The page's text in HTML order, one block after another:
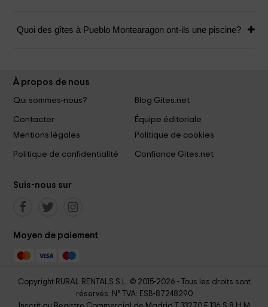
Quoi des gîtes à Pueblo Montearagon ont-ils une piscine?
À propos de nous
Qui sommes-nous?
Blog Gites.net
Contacter
Équipe éditoriale
Mentions légales
Politique de cookies
Politique de confidentialité Confiance Gites.net
Suis-nous sur
Moyen de paiement
Copyright RURAL RENTALS S.L. © 2015-2026 - Tous les droits sont
réservés. N° TVA: ESB-87248290